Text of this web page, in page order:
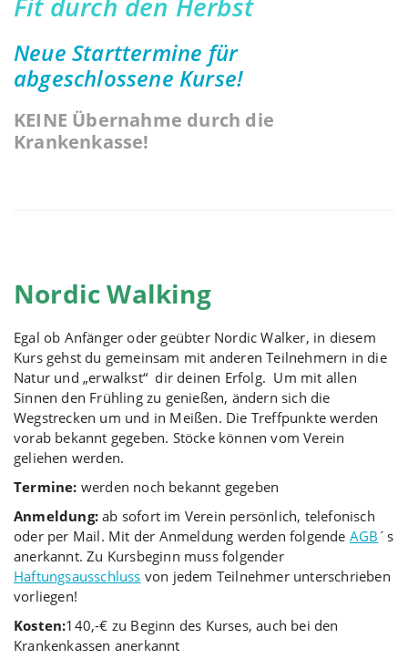
Neue Starttermine für
abgeschlossene Kurse!
KEINE Übernahme durch die
Krankenkasse!
Nordic Walking
Egal ob Anfänger oder geübter Nordic Walker, in diesem
Kurs gehst du gemeinsam mit anderen Teilnehmern in die
Natur und „erwalkst“ dir deinen Erfolg. Um mit allen
Sinnen den Frühling zu genießen, ändern sich die
Wegstrecken um und in Meißen. Die Treffpunkte werden
vorab bekannt gegeben. Stöcke können vom Verein
geliehen werden.
Termine: werden noch bekannt gegeben
Anmeldung:ab sofort im Verein persönlich, telefonisch
oder per Mail. Mit der Anmeldung werden folgende AGB ´s
anerkannt. Zu Kursbeginn muss folgender
Haftungsausschluss von jedem Teilnehmer unterschrieben
vorliegen!
Kosten:140,-€ zu Beginn des Kurses, auch bei den
Krankenkassen anerkannt